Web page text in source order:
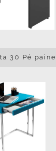
30 Pé painel